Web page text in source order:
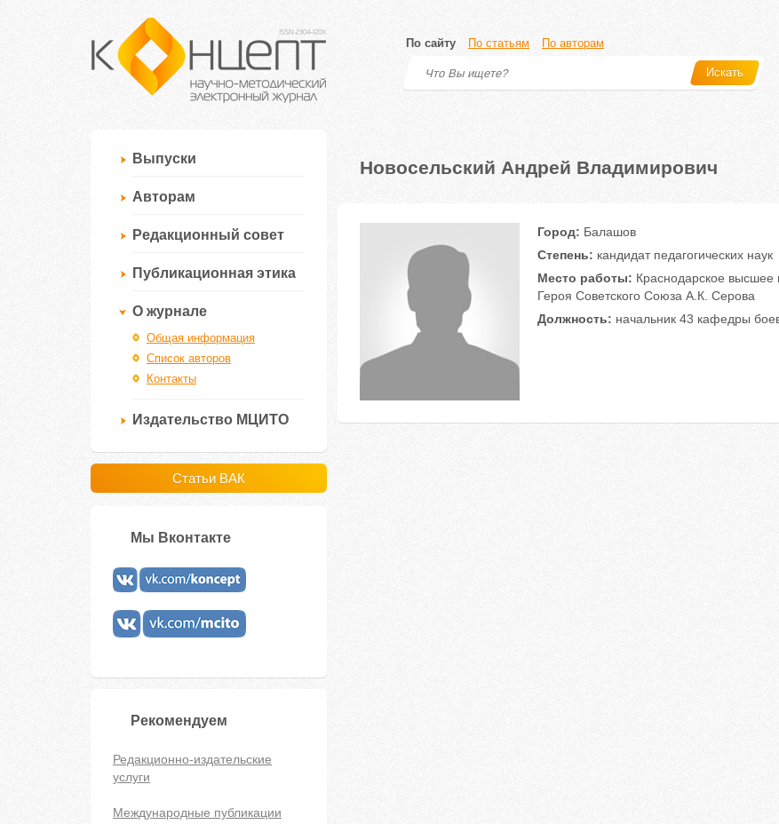
По сайту По статьям По авторам
Искать
Выпуски
Авторам
Редакционный совет
Публикационная этика
О журнале
Общая информация
Список авторов
Контакты
Издательство МЦИТО
Статьи ВАК
Мы Вконтакте
Рекомендуем
Редакционно-издательские
услуги
Международные публикации
Новосельский Андрей Владимирович
Город: Балашов
Степень: кандидат педагогических наук
Место работы: Краснодарское высшее
Героя Советского Союза А.К. Серова
Должность: начальник 43 кафедры